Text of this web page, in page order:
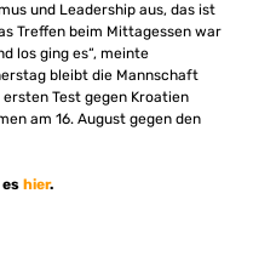
und Leadership aus, das ist
Treffen beim Mittagessen war
los ging es“, meinte
bleibt die Mannschaft
Test gegen Kroatien
am 16. August gegen den
hier.